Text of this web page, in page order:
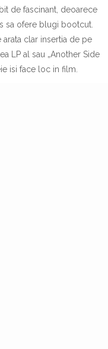
de fascinant, deoarece
sa ofere blugi bootcut.
arata clar insertia de pe
LP al sau „Another Side
isi face loc in film.